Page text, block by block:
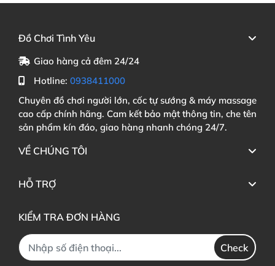
Đồ Chơi Tình Yêu
Giao hàng cả đêm 24/24
Hotline: 0938411000
Chuyên đồ chơi người lớn, cốc tự sướng & máy massage
cao cấp chính hãng. Cam kết bảo mật thông tin, che tên
sản phẩm kín đáo, giao hàng nhanh chóng 24/7.
VỀ CHÚNG TÔI
HỖ TRỢ
KIỂM TRA ĐƠN HÀNG
Check